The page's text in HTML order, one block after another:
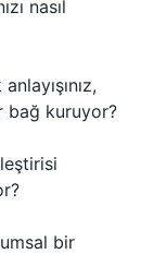
nasıl
bağ kuruyor?
bir